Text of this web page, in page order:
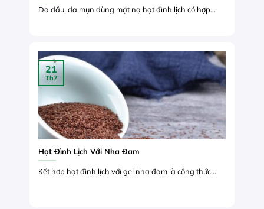
Da dầu, da mụn dùng mặt nạ hạt đình lịch có hợp...
Hạt Đình Lịch Với Nha Đam
Kết hợp hạt đình lịch với gel nha đam là công thức...
21
Th7